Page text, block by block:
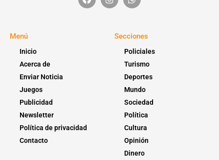
Menú
Inicio
Acerca de
Enviar Noticia
Juegos
Publicidad
Newsletter
Política de privacidad
Contacto
Secciones
Policiales
Turismo
Deportes
Mundo
Sociedad
Política
Cultura
Opinión
Dinero